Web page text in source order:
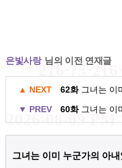
2026-08-09 PM
은빛사랑 님의 이전 연재글
▲ NEXT 62화그녀는 이
▼ PREV
60화그녀는 이
그녀는 이미 누군가의 아